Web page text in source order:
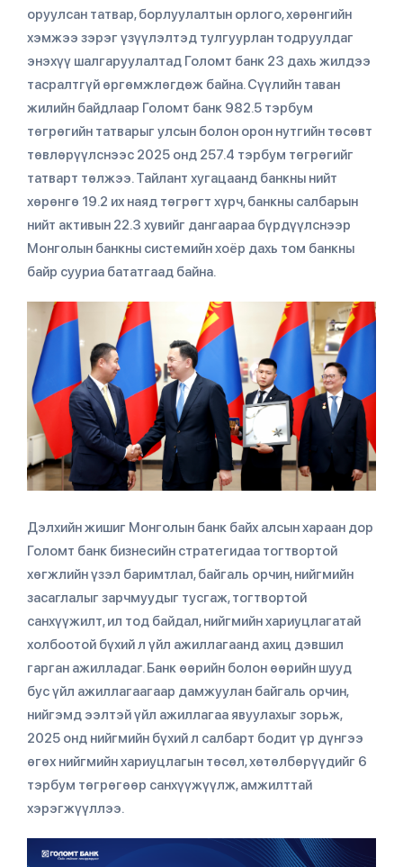
оруулсан татвар, борлуулалтын орлого, хөрөнгийн
хэмжээ зэрэг үзүүлэлтэд тулгуурлан тодруулдаг
энэхүү шалгаруулалтад Голомт банк 23 дахь жилдээ
тасралтгүй өргөмжлөгдөж байна. Сүүлийн таван
жилийн байдлаар Голомт банк 982.5 тэрбум
төгрөгийн татварыг улсын болон орон нутгийн төсөвт
төвлөрүүлснээс 2025 онд 257.4 тэрбум төгрөгийг
татварт төлжээ. Тайлант хугацаанд банкны нийт
хөрөнгө 19.2 их наяд төгрөгт хүрч, банкны салбарын
нийт активын 22.3 хувийг дангаараа бүрдүүлснээр
Монголын банкны системийн хоёр дахь том банкны
байр сууриа бататгаад байна.
Дэлхийн жишиг Монголын банк байх алсын хараан дор
Голомт банк бизнесийн стратегидаа тогтвортой
хөгжлийн үзэл баримтлал, байгаль орчин, нийгмийн
засаглалыг зарчмуудыг тусгаж, тогтвортой
санхүүжилт, ил тод байдал, нийгмийн хариуцлагатай
холбоотой бүхий л үйл ажиллагаанд ахиц дэвшил
гарган ажилладаг. Банк өөрийн болон өөрийн шууд
бус үйл ажиллагаагаар дамжуулан байгаль орчин,
нийгэмд ээлтэй үйл ажиллагаа явуулахыг зорьж,
2025 онд нийгмийн бүхий л салбарт бодит үр дүнгээ
өгөх нийгмийн хариуцлагын төсөл, хөтөлбөрүүдийг 6
тэрбум төгрөгөөр санхүүжүүлж, амжилттай
хэрэгжүүллээ.